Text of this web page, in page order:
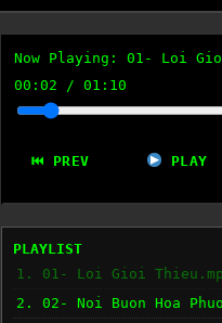
Now Playing: 01- Loi
00:03 / 01:10
⏮ PREV PLAY
PLAYLIST
1. 01- Loi Gioi
2. 02- Noi Buon Hoa